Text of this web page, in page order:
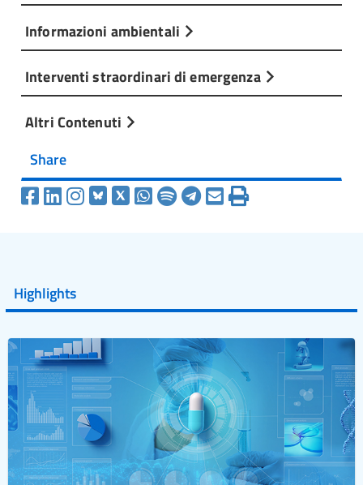
Informazioni ambientali
Interventi straordinari di emergenza
Altri Contenuti
Share
Highlights